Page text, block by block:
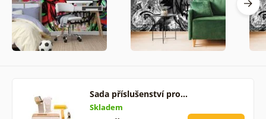
Sada příslušenství pro…
Skladem